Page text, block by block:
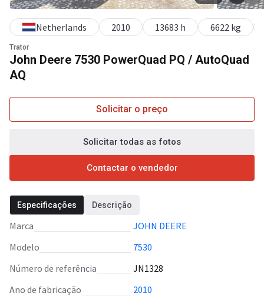
Trator
John Deere 7530 PowerQuad PQ / AutoQuad
AQ
Netherlands 2010 13683 h 6622 kg
Solicitar o preço
Solicitar todas as fotos
Contactar o vendedor
Especificações Descrição
Marca
JOHN DEERE
Modelo
7530
Número de referência
JN1328
Ano de fabricação
2010